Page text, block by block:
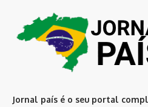
Jornal país é o seu portal